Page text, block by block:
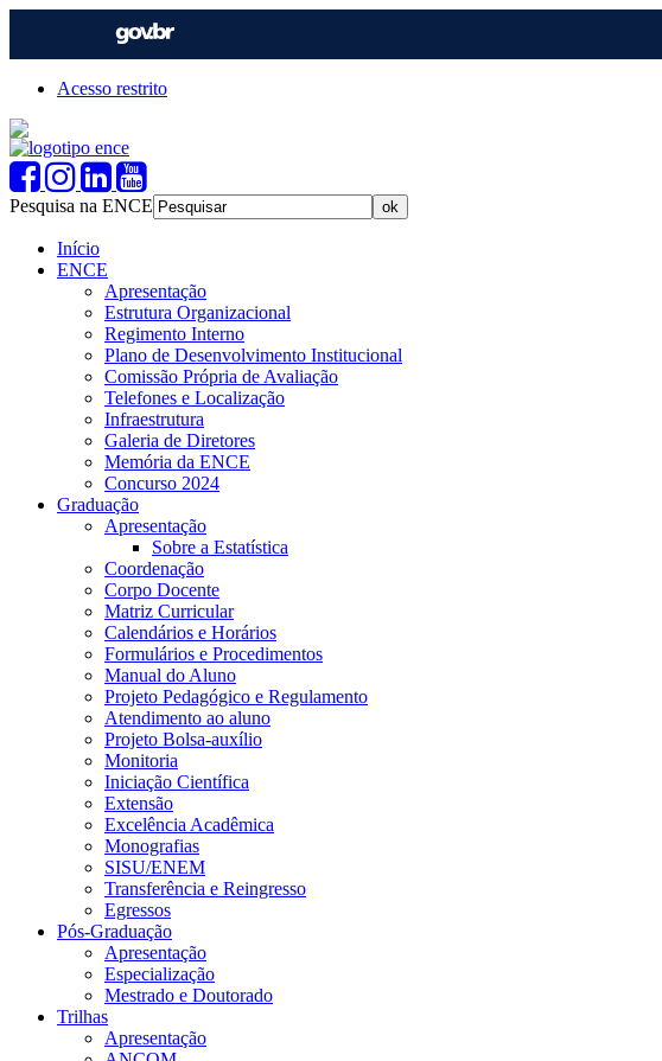
Acesso restrito
Pesquisa na ENCE
Início
ENCE
Apresentação
Estrutura Organizacional
Regimento Interno
Plano de Desenvolvimento Institucional
Comissão Própria de Avaliação
Telefones e Localização
Infraestrutura
Galeria de Diretores
Memória da ENCE
Concurso 2024
Graduação
Apresentação
Sobre a Estatística
Coordenação
Corpo Docente
Matriz Curricular
Calendários e Horários
Formulários e Procedimentos
Manual do Aluno
Projeto Pedagógico e Regulamento
Atendimento ao aluno
Projeto Bolsa-auxílio
Monitoria
Iniciação Científica
Extensão
Excelência Acadêmica
Monografias
SISU/ENEM
Transferência e Reingresso
Egressos
Pós-Graduação
Apresentação
Especialização
Mestrado e Doutorado
Trilhas
Apresentação